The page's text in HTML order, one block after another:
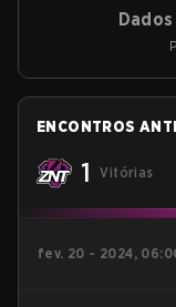
ENCONTROS
1 Vitórias
fev. 20 - 2024,